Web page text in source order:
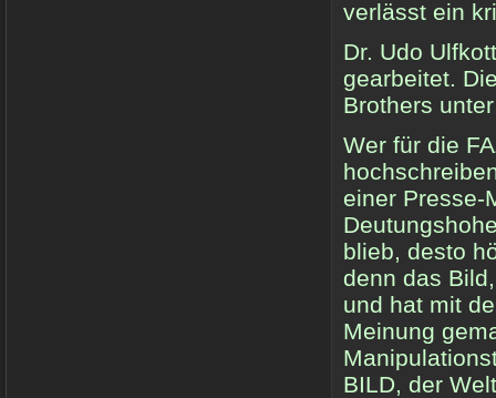
verlässt ein
Dr. Udo
gearbeitet.
Brothers
Wer für die
einer Presse-
blieb, desto
denn das
und hat mit
Meinung
BILD, der